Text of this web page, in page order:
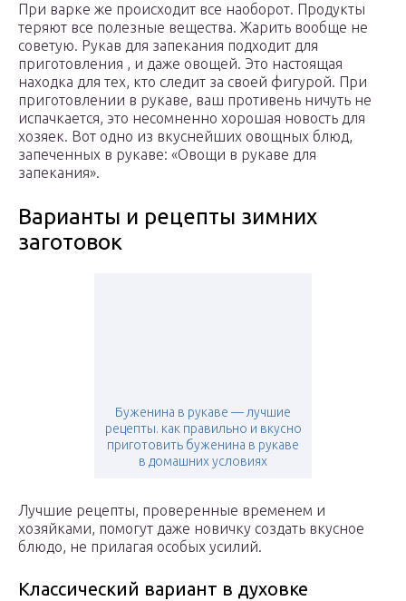
При варке же происходит все наоборот. Продукты
теряют все полезные вещества. Жарить вообще не
советую. Рукав для запекания подходит для
приготовления , и даже овощей. Это настоящая
находка для тех, кто следит за своей фигурой. При
приготовлении в рукаве, ваш противень ничуть не
испачкается, это несомненно хорошая новость для
хозяек. Вот одно из вкуснейших овощных блюд,
запеченных в рукаве: «Овощи в рукаве для
запекания».
Варианты и рецепты зимних
заготовок
Буженина в рукаве — лучшие
рецепты. как правильно и вкусно
приготовить буженина в рукаве
в домашних условиях
Лучшие рецепты, проверенные временем и
хозяйками, помогут даже новичку создать вкусное
блюдо, не прилагая особых усилий.
Классический вариант в духовке